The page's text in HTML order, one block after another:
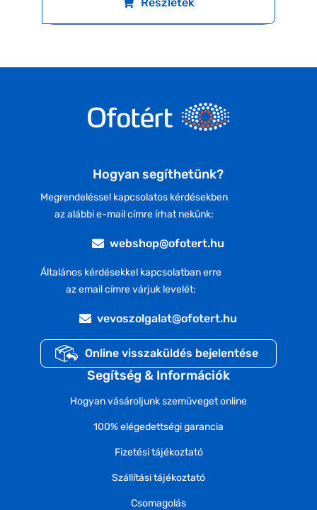
Hogyan segíthetünk?
Megrendeléssel kapcsolatos kérdésekben
az alábbi e-mail címre írhat nekünk:
webshop@ofotert.hu
Általános kérdésekkel kapcsolatban erre
az email címre várjuk levelét:
vevoszolgalat@ofotert.hu
Online visszaküldés bejelentése
Segítség & Információk
Hogyan vásároljunk szemüveget online
100% elégedettségi garancia
Fizetési tájékoztató
Szállítási tájékoztató
Csomagolás